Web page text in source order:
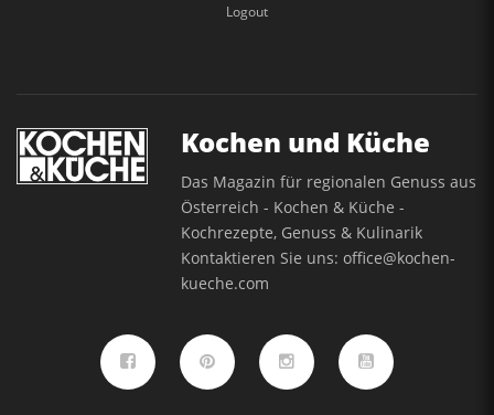
Logout
Kochen und Küche
Das Magazin für regionalen Genuss aus
Österreich - Kochen & Küche -
Kochrezepte, Genuss & Kulinarik
Kontaktieren Sie uns:office@kochen-
kueche.com